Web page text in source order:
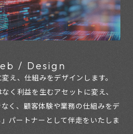
/ Design
え、仕組みをデザインします。
く利益を生むアセットに変え、
く、 顧客体験や業務の仕組みをデ
パートナーとして伴走をいたしま